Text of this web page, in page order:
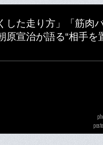
した走り方」「筋肉
原宣治が語る“相手を